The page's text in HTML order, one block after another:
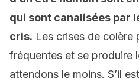
qui sont canalisées par
cris. Les crises de colère
fréquentes et se produire
attendons le moins. S’il